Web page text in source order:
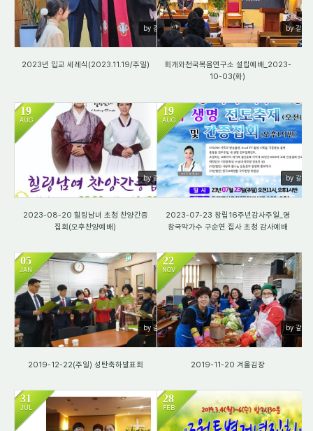
by 갈렙
2023년 입교 세례식(2023.11.19/주일)
by 갈렙
회개와천국복음연구소 설립예배_2023-
10-03(화)
19
AUG
by 갈렙
1094
2023-08-20 힐링남녀 초청 찬양간증
집회(오후찬양예배)
19
AUG
by 갈렙
719
2023-07-23 창립16주년감사주일_명
창국악가수 구순연 집사 초청 감사예배
05
JAN
by 갈렙
2582
2019-12-22(주일) 성탄축하발표회
22
NOV
by 갈렙
1716
2019-11-20 겨울김장
31
JUL
28
FEB